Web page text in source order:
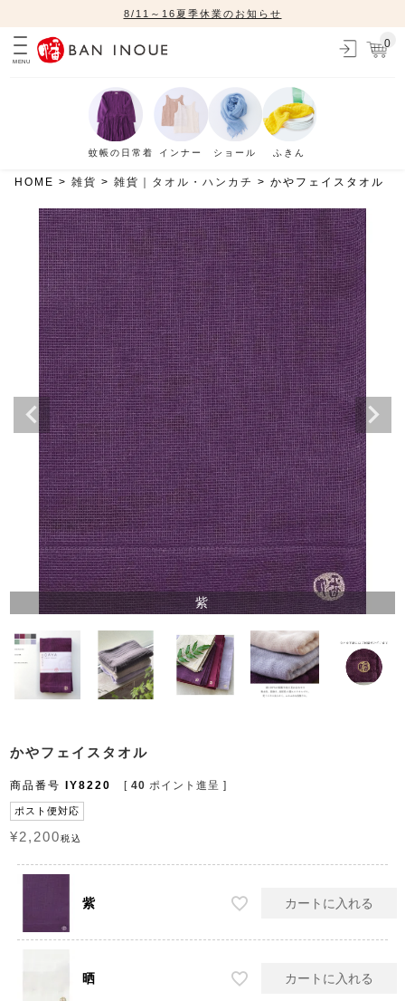
8/11～16夏季休業のお知らせ
MENU
0
蚊帳の日常着 インナー ショール ふきん
HOME 雑貨 雑貨｜タオル・ハンカチ かやフェイスタオル
紫
かやフェイスタオル
商品番号 IY8220 [ 40 ポイント進呈 ]
ポスト便対応
¥2,200税込
紫 カートに入れる
晒 カートに入れる